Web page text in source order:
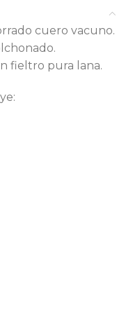
cuero vacuno.
fieltro pura lana.